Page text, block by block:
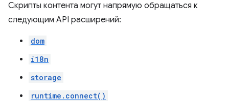
Скрипты контента могут напрямую обращаться к
следующим API расширений:
dom
i18n
storage
runtime.connect()